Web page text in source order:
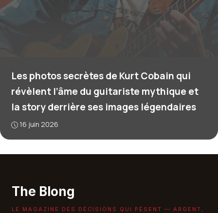
Les photos secrètes de Kurt Cobain qui
révèlent l’âme du guitariste mythique et
la story derrière ses images légendaires
16 juin 2026
The Blong
LE MAGAZINE DES DÉCISIONS QUI PÈSENT — ARGENT,